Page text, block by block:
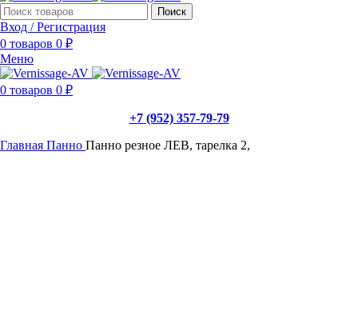
Поиск
Вход / Регистрация
0 товаров 0 ₽
Меню
0 товаров 0 ₽
+7 (952) 357-79-79
Главная Панно Панно резное ЛЕВ, тарелка 2,